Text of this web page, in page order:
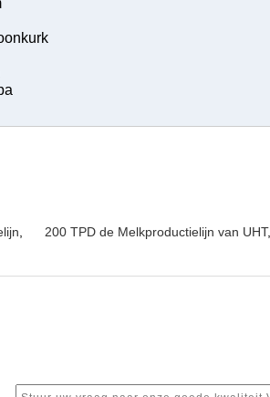
200 TPD de Melkproductielijn van UHT,